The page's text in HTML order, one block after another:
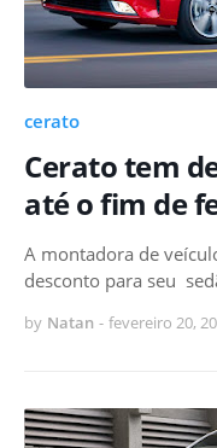
cerato
Cerato tem
até o fim de
A montadora de
desconto para seu
by Natan - fevereiro 20,